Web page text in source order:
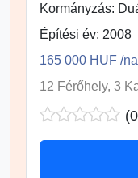
Kormányzás:
Építési év: 2008
165 000 HUF /
12 Férőhely, 3